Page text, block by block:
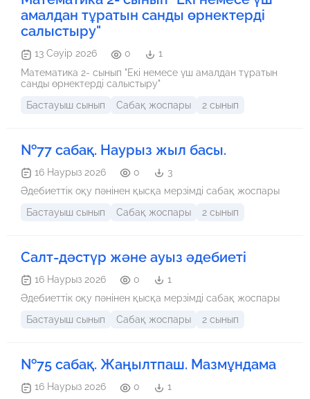
амалдан тұратын санды өрнектерді
салыстыру"
13 Сәуір 2026 0
1
Математика 2- сынып "Екі немесе үш амалдан тұратын
санды өрнектерді салыстыру"
Бастауыш сынып
Сабақ жоспары 2 сынып
№77 сабақ. Наурыз жыл басы.
16 Наурыз 2026 0
3
Әдебиеттік оқу пәнінен қысқа мерзімді сабақ жоспары
Бастауыш сынып
Сабақ жоспары 2 сынып
Салт-дәстүр және ауыз әдебиеті
16 Наурыз 2026 0
1
Әдебиеттік оқу пәнінен қысқа мерзімді сабақ жоспары
Бастауыш сынып
Сабақ жоспары 2 сынып
№75 сабақ. Жаңылтпаш. Мазмұндама
16 Наурыз 2026 0
1